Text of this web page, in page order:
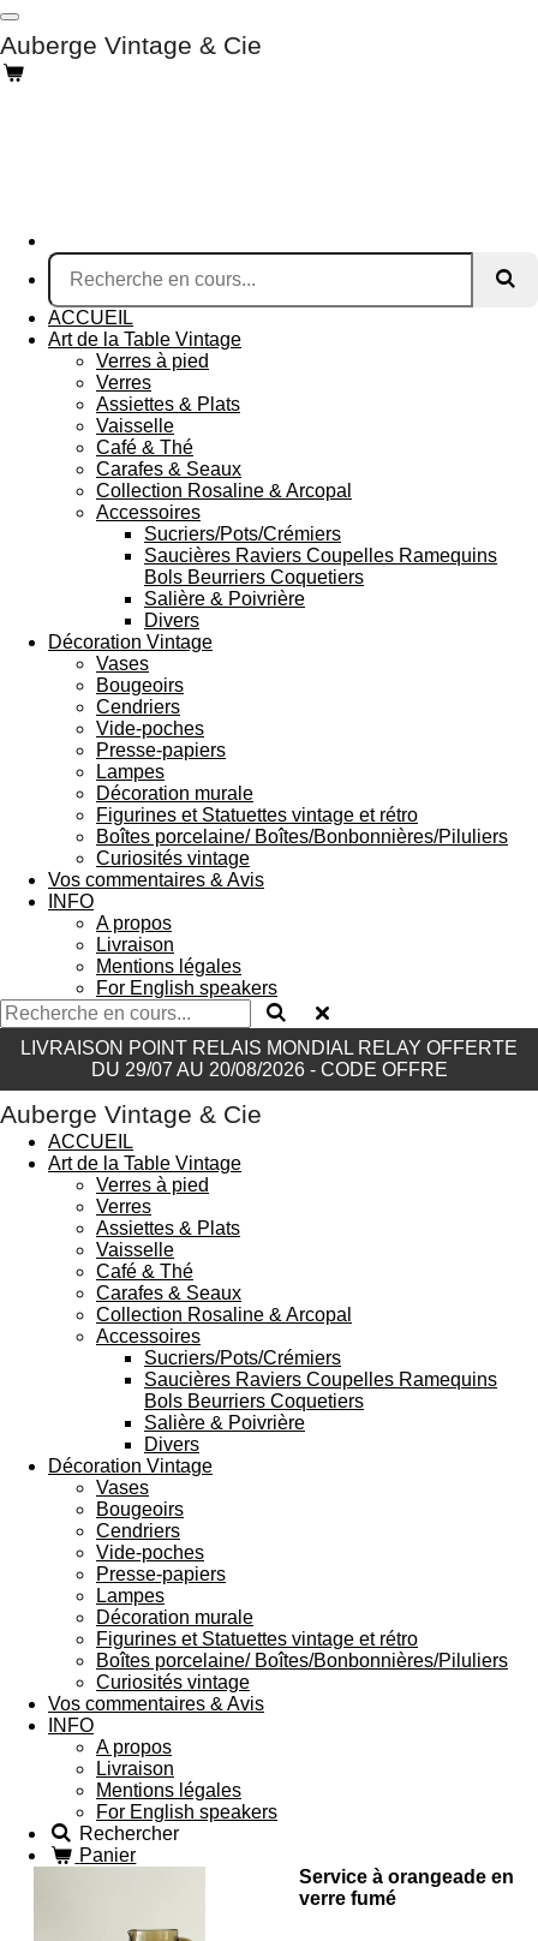
Passer
au
contenu
principal
Auberge Vintage & Cie
ACCUEIL
Art de la Table Vintage
Verres à pied
Verres
Assiettes & Plats
Vaisselle
Café & Thé
Carafes & Seaux
Collection Rosaline & Arcopal
Accessoires
Sucriers/Pots/Crémiers
Saucières Raviers Coupelles Ramequins
Bols Beurriers Coquetiers
Salière & Poivrière
Divers
Décoration Vintage
Vases
Bougeoirs
Cendriers
Vide-poches
Presse-papiers
Lampes
Décoration murale
Figurines et Statuettes vintage et rétro
Boîtes porcelaine/ Boîtes/Bonbonnières/Piluliers
Curiosités vintage
Vos commentaires & Avis
INFO
A propos
Livraison
Mentions légales
For English speakers
LIVRAISON POINT RELAIS MONDIAL RELAY OFFERTE
DU 29/07 AU 20/08/2026 - CODE OFFRE
Auberge Vintage & Cie
ACCUEIL
Art de la Table Vintage
Verres à pied
Verres
Assiettes & Plats
Vaisselle
Café & Thé
Carafes & Seaux
Collection Rosaline & Arcopal
Accessoires
Sucriers/Pots/Crémiers
Saucières Raviers Coupelles Ramequins
Bols Beurriers Coquetiers
Salière & Poivrière
Divers
Décoration Vintage
Vases
Bougeoirs
Cendriers
Vide-poches
Presse-papiers
Lampes
Décoration murale
Figurines et Statuettes vintage et rétro
Boîtes porcelaine/ Boîtes/Bonbonnières/Piluliers
Curiosités vintage
Vos commentaires & Avis
INFO
A propos
Livraison
Mentions légales
For English speakers
Rechercher
Panier
Service à orangeade en
verre fumé